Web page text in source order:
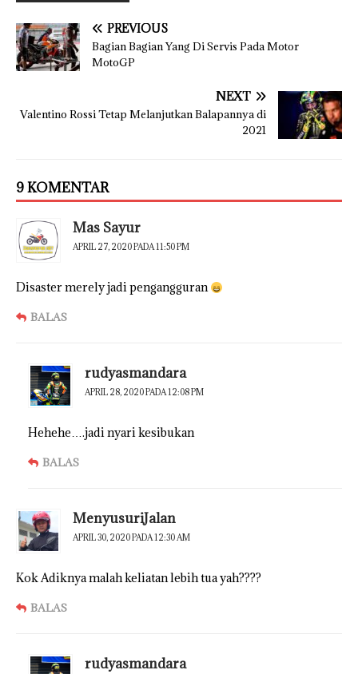
PREVIOUS
Bagian Bagian Yang Di Servis Pada Motor
MotoGP
NEXT
Valentino Rossi Tetap Melanjutkan Balapannya di
2021
9 KOMENTAR
Mas Sayur
APRIL 27, 2020 PADA 11:50 PM
Disaster merely jadi pengangguran
BALAS
rudyasmandara
APRIL 28, 2020 PADA 12:08 PM
Hehehe….jadi nyari kesibukan
BALAS
MenyusuriJalan
APRIL 30, 2020 PADA 12:30 AM
Kok Adiknya malah keliatan lebih tua yah????
BALAS
rudyasmandara